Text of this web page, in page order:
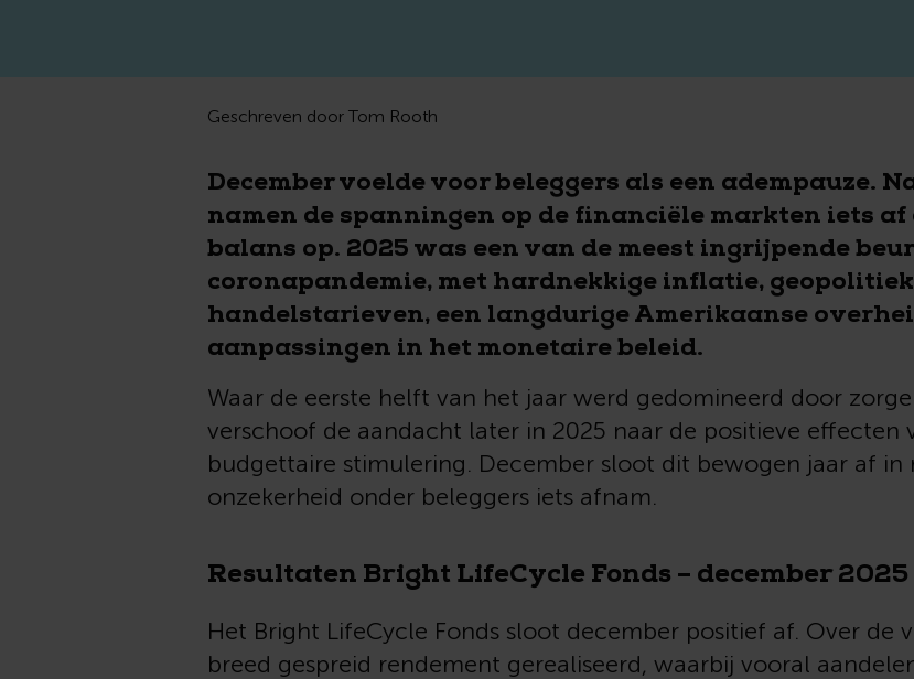
Geschreven door Tom Rooth
December voelde voor beleggers als een adempauze.
namen de spanningen op de financiële markten iets af
balans op. 2025 was een van de meest ingrijpende
coronapandemie, met hardnekkige inflatie,
handelstarieven, een langdurige Amerikaanse
aanpassingen in het monetaire beleid.
Waar de eerste helft van het jaar werd gedomineerd door
verschoof de aandacht later in 2025 naar de positieve effecten
budgettaire stimulering. December sloot dit bewogen jaar af in
onzekerheid onder beleggers iets afnam.
Resultaten Bright LifeCycle Fonds – december 2025
Het Bright LifeCycle Fonds sloot december positief af. Over de
breed gespreid rendement gerealiseerd, waarbij vooral